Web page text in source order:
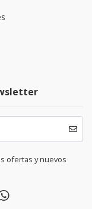
ofertas y nuevos